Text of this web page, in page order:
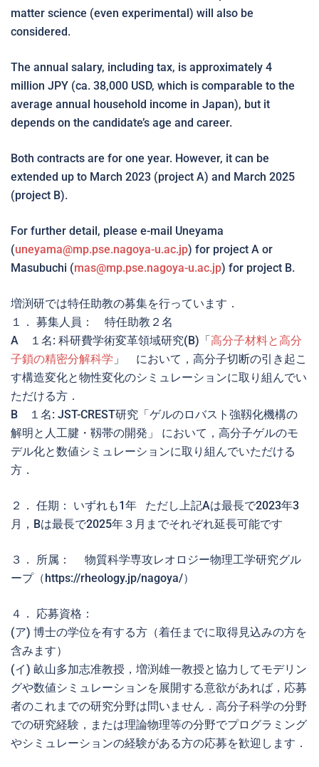
matter science (even experimental) will also be
considered.
The annual salary, including tax, is approximately 4
million JPY (ca. 38,000 USD, which is comparable to the
average annual household income in Japan), but it
depends on the candidate’s age and career.
Both contracts are for one year. However, it can be
extended up to March 2023 (project A) and March 2025
(project B).
For further detail, please e-mail Uneyama
(uneyama@mp.pse.nagoya-u.ac.jp) for project A or
Masubuchi (mas@mp.pse.nagoya-u.ac.jp) for project B.
増渕研では特任助教の募集を行っています．
１． 募集人員： 特任助教２名
A １名: 科研費学術変革領域研究(B)「高分子材料と高分
子鎖の精密分解科学 」 において，高分子切断の引き起こ
す構造変化と物性変化のシミュレーションに取り組んでい
ただける方．
B １名: JST-CREST研究「ゲルのロバスト強靱化機構の
解明と人工腱・靱帯の開発」 において，高分子ゲルのモ
デル化と数値シミュレーションに取り組んでいただける
⽅．
２． 任期： いずれも1年 ただし上記Aは最長で2023年3
月，Bは最長で2025年３月までそれぞれ延長可能です
３． 所属： 物質科学専攻レオロジー物理工学研究グル
ープ（https://rheology.jp/nagoya/）
４． 応募資格：
(ア) 博士の学位を有する方（着任までに取得見込みの方を
含みます）
(イ) 畝山多加志准教授，増渕雄一教授と協力してモデリン
グや数値シミュレーションを展開する意欲があれば，応募
者のこれまでの研究分野は問いません．高分子科学の分野
での研究経験，または理論物理等の分野でプログラミング
やシミュレーションの経験がある方の応募を歓迎します．